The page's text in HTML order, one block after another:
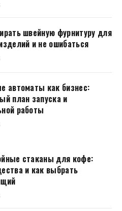
швейную фурнитуру для
и не ошибаться
автоматы как бизнес:
план запуска и
работы
стаканы для кофе:
и как выбрать